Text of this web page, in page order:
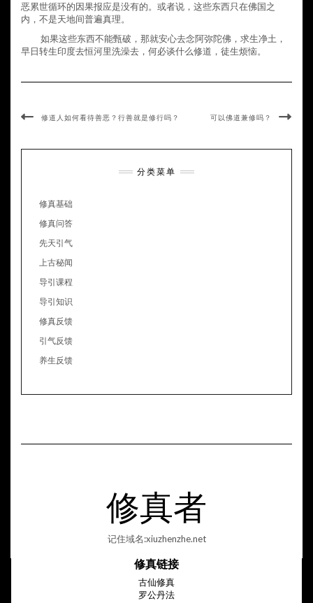
恶累世循环的因果报应是没有的。或者说，这些东西只在佛国之
内，不是天地间普遍真理。
如果这些东西不能甄破，那就安心去念阿弥陀佛，求生净土，
早日转生印度去恒河里洗澡去，何必谈什么修道，徒生烦恼。
修道人如何看待善恶？行善就是修行吗？ 可以佛道兼修吗？
分类菜单
修真基础
修真问答
先天引气
上古秘闻
导引课程
导引知识
修真反馈
引气反馈
养生反馈
修真者
记住域名:xiuzhenzhe.net
修真链接
古仙修真
罗公丹法